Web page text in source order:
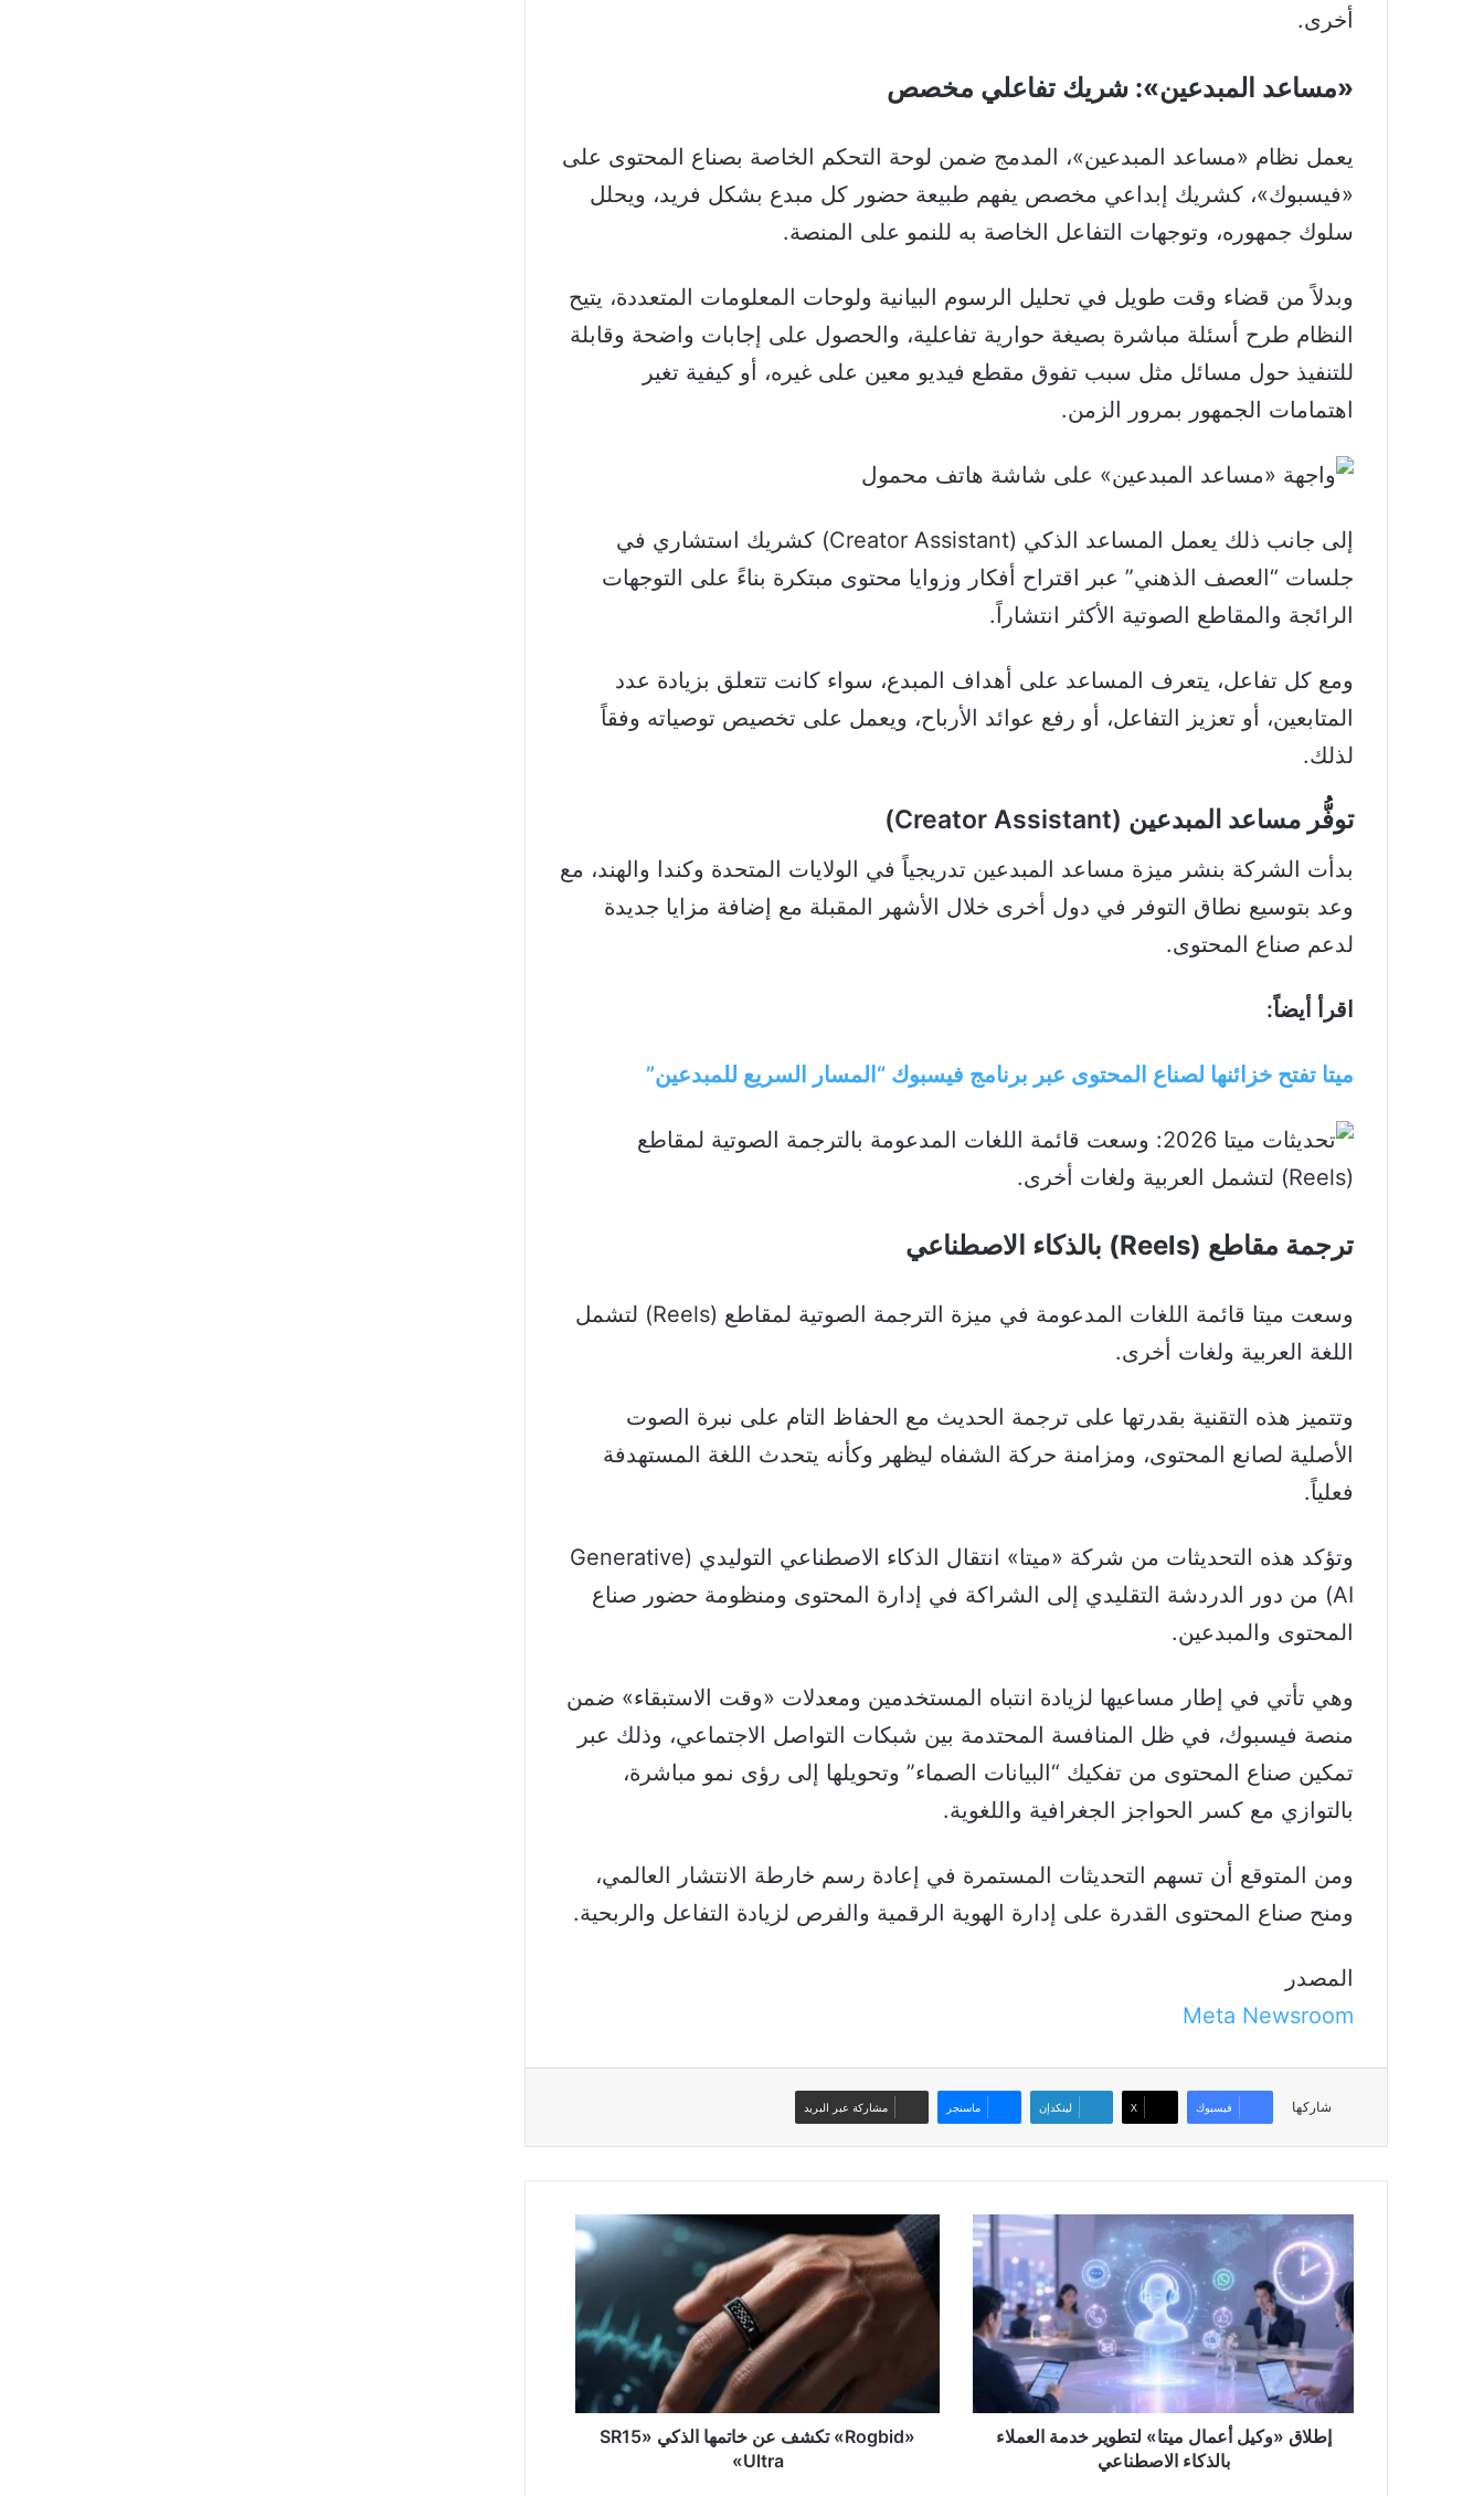
أخرى.
«مساعد المبدعين»: شريك تفاعلي مخصص
يعمل نظام «مساعد المبدعين»، المدمج ضمن لوحة التحكم الخاصة بصناع المحتوى على
«فيسبوك»، كشريك إبداعي مخصص يفهم طبيعة حضور كل مبدع بشكل فريد، ويحلل
سلوك جمهوره، وتوجهات التفاعل الخاصة به للنمو على المنصة.
وبدلاً من قضاء وقت طويل في تحليل الرسوم البيانية ولوحات المعلومات المتعددة، يتيح
النظام طرح أسئلة مباشرة بصيغة حوارية تفاعلية، والحصول على إجابات واضحة وقابلة
للتنفيذ حول مسائل مثل سبب تفوق مقطع فيديو معين على غيره، أو كيفية تغير
اهتمامات الجمهور بمرور الزمن.
إلى جانب ذلك يعمل المساعد الذكي (Creator Assistant) كشريك استشاري في
جلسات “العصف الذهني” عبر اقتراح أفكار وزوايا محتوى مبتكرة بناءً على التوجهات
الرائجة والمقاطع الصوتية الأكثر انتشاراً.
ومع كل تفاعل، يتعرف المساعد على أهداف المبدع، سواء كانت تتعلق بزيادة عدد
المتابعين، أو تعزيز التفاعل، أو رفع عوائد الأرباح، ويعمل على تخصيص توصياته وفقاً
لذلك.
توفُّر مساعد المبدعين (Creator Assistant)
بدأت الشركة بنشر ميزة مساعد المبدعين تدريجياً في الولايات المتحدة وكندا والهند، مع
وعد بتوسيع نطاق التوفر في دول أخرى خلال الأشهر المقبلة مع إضافة مزايا جديدة
لدعم صناع المحتوى.
اقرأ أيضاً:
ميتا تفتح خزائنها لصناع المحتوى عبر برنامج فيسبوك “المسار السريع للمبدعين”
ترجمة مقاطع (Reels) بالذكاء الاصطناعي
وسعت ميتا قائمة اللغات المدعومة في ميزة الترجمة الصوتية لمقاطع (Reels) لتشمل
اللغة العربية ولغات أخرى.
وتتميز هذه التقنية بقدرتها على ترجمة الحديث مع الحفاظ التام على نبرة الصوت
الأصلية لصانع المحتوى، ومزامنة حركة الشفاه ليظهر وكأنه يتحدث اللغة المستهدفة
فعلياً.
وتؤكد هذه التحديثات من شركة «ميتا» انتقال الذكاء الاصطناعي التوليدي (Generative
AI) من دور الدردشة التقليدي إلى الشراكة في إدارة المحتوى ومنظومة حضور صناع
المحتوى والمبدعين.
وهي تأتي في إطار مساعيها لزيادة انتباه المستخدمين ومعدلات «وقت الاستبقاء» ضمن
منصة فيسبوك، في ظل المنافسة المحتدمة بين شبكات التواصل الاجتماعي، وذلك عبر
تمكين صناع المحتوى من تفكيك “البيانات الصماء” وتحويلها إلى رؤى نمو مباشرة،
بالتوازي مع كسر الحواجز الجغرافية واللغوية.
ومن المتوقع أن تسهم التحديثات المستمرة في إعادة رسم خارطة الانتشار العالمي،
ومنح صناع المحتوى القدرة على إدارة الهوية الرقمية والفرص لزيادة التفاعل والربحية.
المصدر
Meta Newsroom
شاركها فيسبوك ‫X لينكدإن ماسنجر مشاركة عبر البريد
إطلاق
«وكيل
أعمال
ميتا»
لتطوير
خدمة
العملاء
بالذكاء
الاصطناعي
إطلاق «وكيل أعمال ميتا» لتطوير خدمة العملاء
بالذكاء الاصطناعي
تكشف
عن
خاتمها
الذكي
«Rogbid» تكشف عن خاتمها الذكي «SR15
Ultra»